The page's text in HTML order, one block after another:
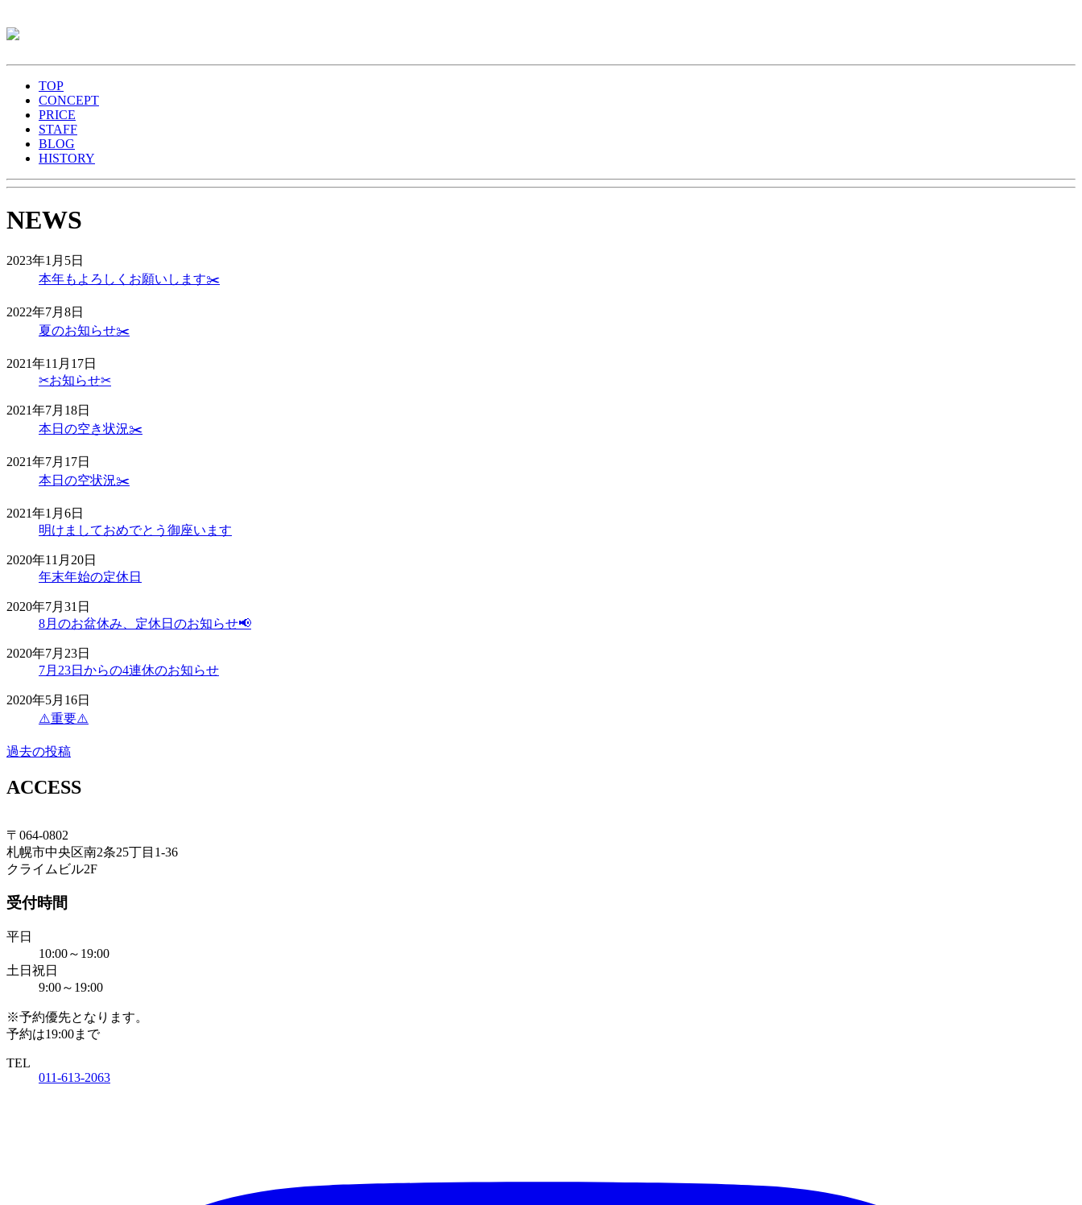
TOP
CONCEPT
PRICE
STAFF
BLOG
HISTORY
NEWS
2023年1月5日
本年もよろしくお願いします✂️
2022年7月8日
夏のお知らせ✂️
2021年11月17日
✂︎お知らせ✂︎
2021年7月18日
本日の空き状況✂️
2021年7月17日
本日の空状況✂️
2021年1月6日
明けましておめでとう御座います
2020年11月20日
年末年始の定休日
2020年7月31日
8月のお盆休み、定休日のお知らせ📢
2020年7月23日
7月23日からの4連休のお知らせ
2020年5月16日
⚠️重要⚠️
投
稿
ビ
ゲ
シ
ョ
ン
過去の投稿
ACCESS
〒064-0802
札幌市中央区南2条25丁目1-36
クライムビル2F
受付時間
平日
10:00～19:00
土日祝日
9:00～19:00
※予約優先となります。
予約は19:00まで
TEL
011-613-2063